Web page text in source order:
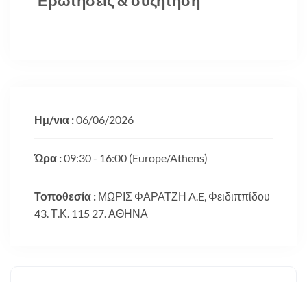
Ημ/νια :06/06/2026
Ώρα :09:30 - 16:00 (Europe/Athens)
Τοποθεσία : ΜΩΡΙΣ ΦΑΡΑΤΖΗ A.E, Φειδιππίδου
43. Τ.Κ. 115 27. ΑΘΗΝΑ